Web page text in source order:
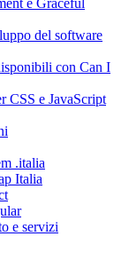
e Graceful
del software
con Can I
CSS e JavaScript
.italia
Italia
e servizi